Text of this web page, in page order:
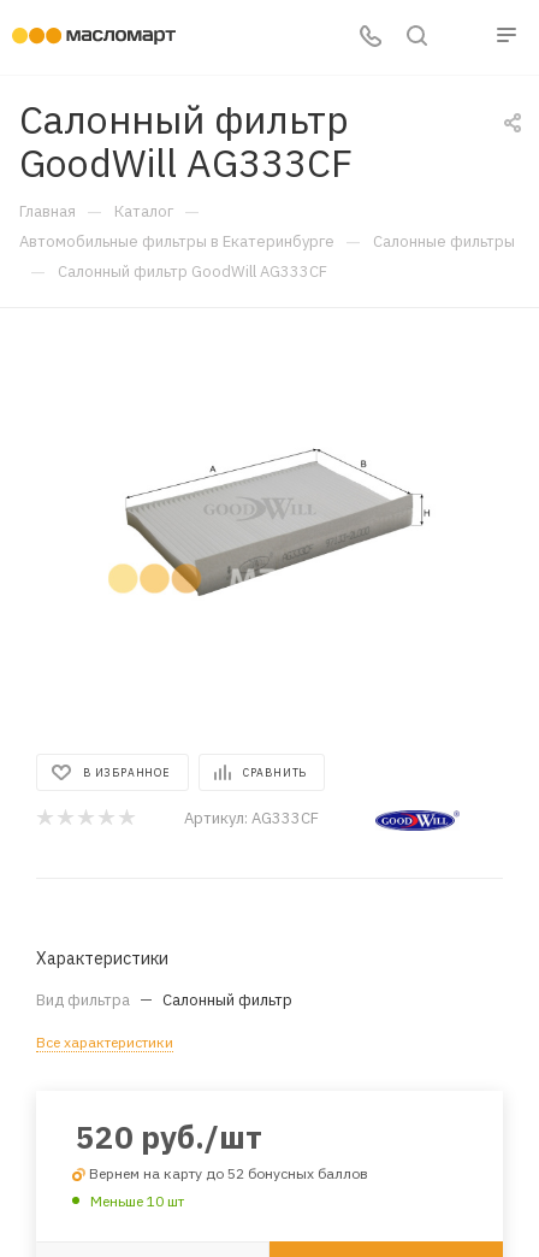
Салонный фильтр
GoodWill AG333CF
Главная — Каталог —
Автомобильные фильтры в Екатеринбурге — Салонные фильтры
— Салонный фильтр GoodWill AG333CF
В ИЗБРАННОЕ СРАВНИТЬ
Артикул: AG333CF
Характеристики
Вид фильтра — Салонный фильтр
Все характеристики
520 руб./шт
Вернем на карту до 52 бонусных баллов
Меньше 10 шт